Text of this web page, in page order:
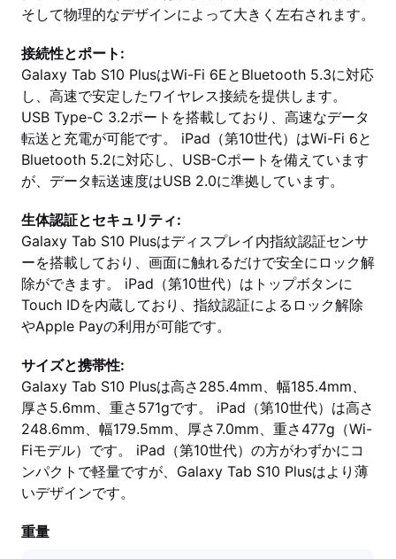
そして物理的なデザインによって大きく左右されます。
接続性とポート:
Galaxy Tab S10 PlusはWi-Fi 6EとBluetooth 5.3に対応
し、高速で安定したワイヤレス接続を提供します。
USB Type-C 3.2ポートを搭載しており、高速なデータ
転送と充電が可能です。 iPad（第10世代）はWi-Fi 6と
Bluetooth 5.2に対応し、USB-Cポートを備えています
が、データ転送速度はUSB 2.0に準拠しています。
生体認証とセキュリティ:
Galaxy Tab S10 Plusはディスプレイ内指紋認証センサ
ーを搭載しており、画面に触れるだけで安全にロック解
除ができます。 iPad（第10世代）はトップボタンに
Touch IDを内蔵しており、指紋認証によるロック解除
やApple Payの利用が可能です。
サイズと携帯性:
Galaxy Tab S10 Plusは高さ285.4mm、幅185.4mm、
厚さ5.6mm、重さ571gです。 iPad（第10世代）は高さ
248.6mm、幅179.5mm、厚さ7.0mm、重さ477g（Wi-
Fiモデル）です。 iPad（第10世代）の方がわずかにコ
ンパクトで軽量ですが、Galaxy Tab S10 Plusはより薄
いデザインです。
重量